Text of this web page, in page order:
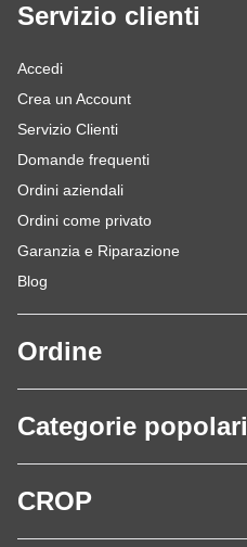
Servizio clienti
Accedi
Crea un Account
Servizio Clienti
Domande frequenti
Ordini aziendali
Ordini come privato
Garanzia e Riparazione
Blog
Ordine
Categorie popolari
CROP